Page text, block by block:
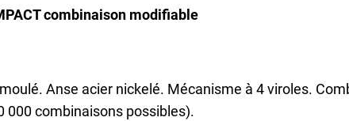
combinaison modifiable
Anse acier nickelé. Mécanisme à 4 viroles.
000 combinaisons possibles).